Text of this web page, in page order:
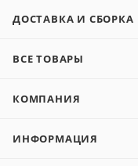
ДОСТАВКА И СБОРКА
ВСЕ ТОВАРЫ
КОМПАНИЯ
ИНФОРМАЦИЯ